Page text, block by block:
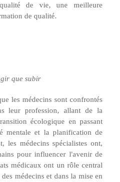
de vie, une meilleure
de qualité.
que subir
les médecins sont confrontés
leur profession, allant de la
écologique en passant
mentale et la planification de
les médecins spécialistes ont,
pour influencer l'avenir de
médicaux ont un rôle central
médecins et dans la mise en